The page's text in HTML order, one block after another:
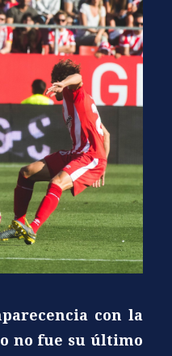
con la
no fue su último